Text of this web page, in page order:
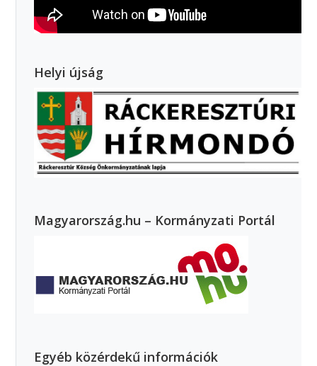
Helyi újság
Magyarország.hu – Kormányzati Portál
Egyéb közérdekű információk